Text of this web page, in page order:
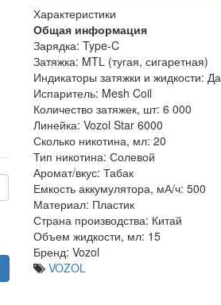
Характеристики
Общая информация
Зарядка: Type-C
Затяжка: MTL (тугая, сигаретная)
Индикаторы затяжки и жидкости: Да
Испаритель: Mesh Coil
Количество затяжек, шт: 6 000
Линейка: Vozol Star 6000
Сколько никотина, мл: 20
Тип никотина: Солевой
Аромат/вкус: Табак
Емкость аккумулятора, мА/ч: 500
Материал: Пластик
Страна производства: Китай
Объем жидкости, мл: 15
Бренд: Vozol
VOZOL